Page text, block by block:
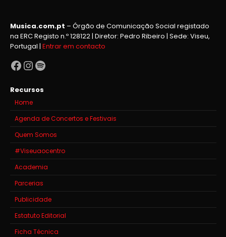
Musica.com.pt – Órgão de Comunicação Social registado
na ERC Registo n.º 128122 | Diretor: Pedro Ribeiro | Sede: Viseu,
Portugal | Entrar em contacto
Facebook
Instagram
Spotify
Recursos
Home
Agenda de Concertos e Festivais
Quem Somos
#Viseuaocentro
Academia
Parcerias
Publicidade
Estatuto Editorial
Ficha Técnica